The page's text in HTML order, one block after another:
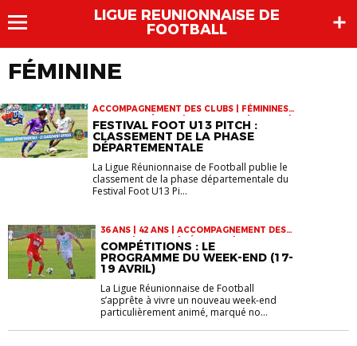
LIGUE REUNIONNAISE DE
FOOTBALL
FÉMININE
ACCOMPAGNEMENT DES CLUBS | FÉMININES |
FOOTBALL FÉMININ | INFOS-LIGUE | JEUNES |
U13 | VIE DES CLUBS
FESTIVAL FOOT U13 PITCH :
CLASSEMENT DE LA PHASE
DÉPARTEMENTALE
La Ligue Réunionnaise de Football publie le
classement de la phase départementale du
Festival Foot U13 Pi...
36 ANS | 42 ANS | ACCOMPAGNEMENT DES
CLUBS | COUPES | FÉMININES | FOOTBALL
FÉMININ | INFOS-LIGUE | JEUNES |
RÉGIONALE 1 | RÉGIONALE 2 | RÉGIONALE 3
| RÉGIONALE ENTREPRISE 1 | U14 | U15 |
U17 | U18 F | VÉTÉRANS | VIE DES CLUBS
COMPÉTITIONS : LE
PROGRAMME DU WEEK-END (17-
19 AVRIL)
La Ligue Réunionnaise de Football
s’apprête à vivre un nouveau week-end
particulièrement animé, marqué no...